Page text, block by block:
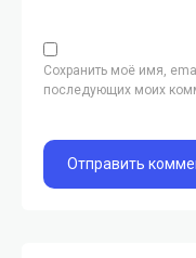
Сохранить моё имя,
последующих моих